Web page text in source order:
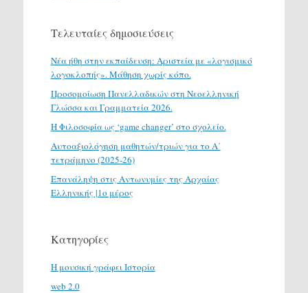
Τελευταίες δημοσιεύσεις
Νέα ήθη στην εκπαίδευση: Αριστεία με «λογισμικό
λογοκλοπής». Μάθηση χωρίς κόπο.
Προσομοίωση Πανελλαδικών στη Νεοελληνική
Γλώσσα και Γραμματεία 2026.
H Φιλοσοφία ως ‘game changer’ στο σχολείο.
Αυτοαξιολόγηση μαθητών/τριών για το Α΄
τετράμηνο (2025-26)
Επανάληψη στις Αντωνυμίες της Αρχαίας
Ελληνικής |1ο μέρος
Κατηγορίες
H μουσική γράφει Ιστορία
web 2.0